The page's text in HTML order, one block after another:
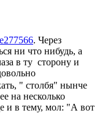
. Через
ни что нибудь, а
в ту сторону и
" столбя" нынче
на несколько
и в тему, мол: "А вот